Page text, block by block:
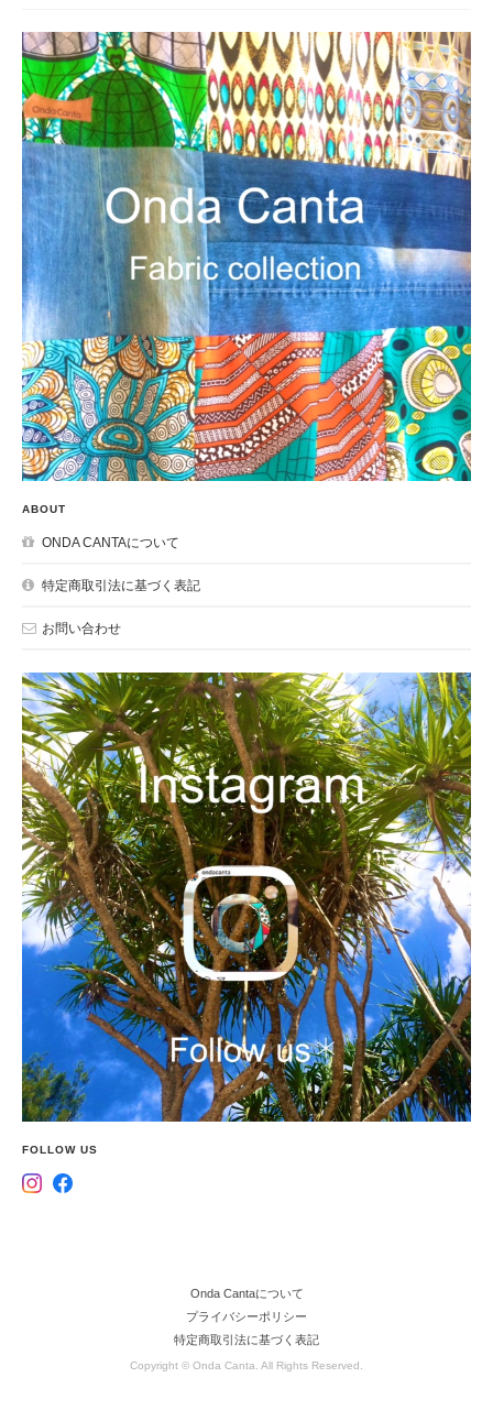
ABOUT
ONDA CANTAについて
特定商取引法に基づく表記
お問い合わせ
FOLLOW US
Onda Cantaについて
プライバシーポリシー
特定商取引法に基づく表記
Copyright © Onda Canta. All Rights Reserved.